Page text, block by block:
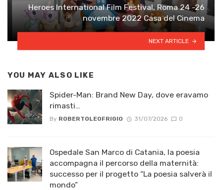
Heroes International Film Festival, Roma 24 -26
novembre 2022 Casa del Cinema
NEXT ARTICLE
YOU MAY ALSO LIKE
Spider-Man: Brand New Day, dove eravamo
rimasti…
By ROBERTOLEOFRIGIO 31/07/2026 0
Ospedale San Marco di Catania, la poesia
accompagna il percorso della maternità:
successo per il progetto “La poesia salverà il
mondo”